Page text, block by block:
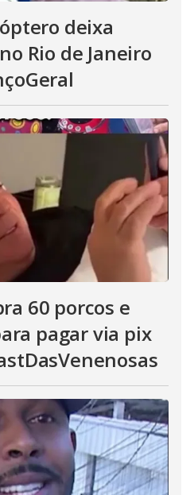
deixa
Rio de Janeiro
60 porcos e
pagar via pix